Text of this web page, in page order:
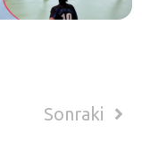
Sonraki